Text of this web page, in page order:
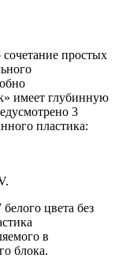
простых
имеет глубинную
3
пластика:
цвета без
в
блока.